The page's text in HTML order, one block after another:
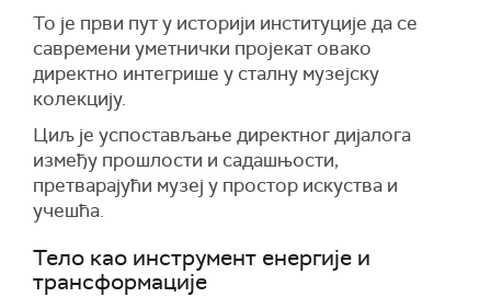
То је први пут у историји институције да се
савремени уметнички пројекат овако
директно интегрише у сталну музејску
колекцију.
Циљ је успостављање директног дијалога
између прошлости и садашњости,
претварајући музеј у простор искуства и
учешћа.
Тело као инструмент енергије и
трансформације